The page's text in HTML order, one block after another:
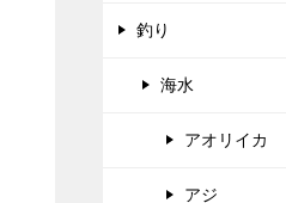
釣り
海水
アオリイカ
アジ